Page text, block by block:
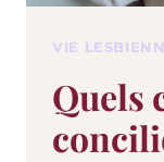
VIE
Quels